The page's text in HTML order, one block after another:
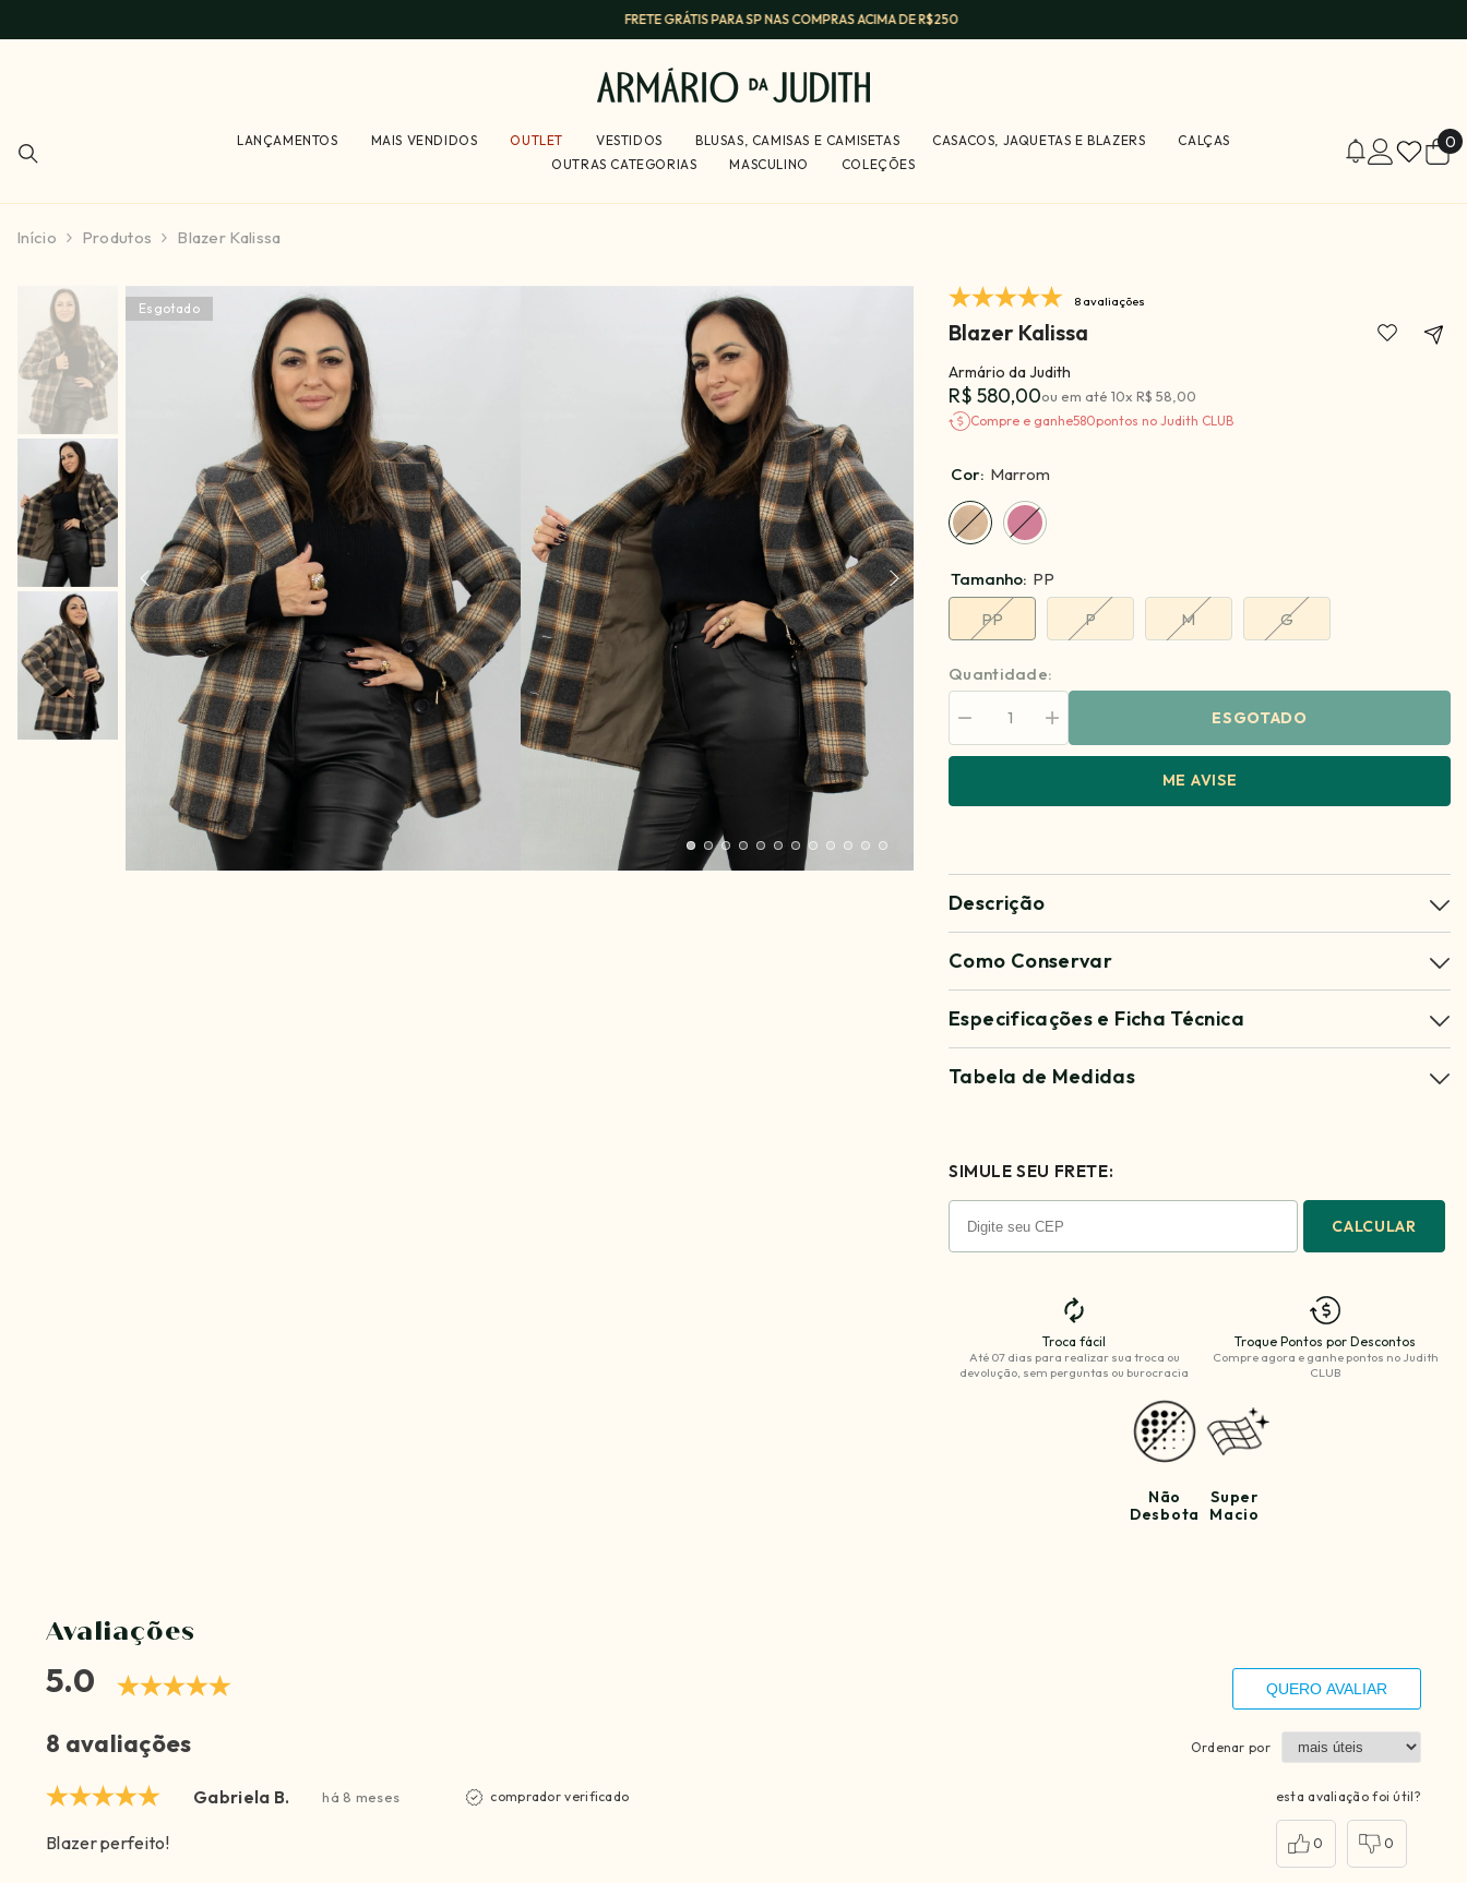
FRETE GRÁTIS PARA SP NAS COMPRAS ACIMA DE R$250
LANÇAMENTOS MAIS VENDIDOS OUTLET VESTIDOS BLUSAS, CAMISAS E CAMISETAS CASACOS, JAQUETAS E BLAZERS
CALÇAS
OUTRAS CATEGORIAS
MASCULINO COLEÇÕES
00
Início Produtos Blazer Kalissa
Esgotado 8 avaliações
Blazer Kalissa
Armário da Judith
R$ 580,00ou em até10xR$ 58,00
Compre e ganhe580pontos no Judith CLUB
Cor: Marrom
Tamanho: PP
PP
P M G
Quantidade:
Diminuir
quantidade
para
Aumentar
quantidade
para
ESGOTADO
ME AVISE
Descrição
Como Conservar
Especificações e Ficha Técnica
Tabela de Medidas
SIMULE SEU FRETE:
CALCULAR
Troca fácil
Até 07 dias para realizar sua troca ou
devolução, sem perguntas ou burocracia
Troque Pontos por Descontos
Compre agora e ganhepontos no Judith
CLUB
Não
Desbota
Super
Macio
Avaliações
5.0 QUERO AVALIAR
8 avaliações Ordenar por
Gabriela B. há 8 meses comprador verificado
Blazer perfeito!
esta avaliação foi útil?
0 0